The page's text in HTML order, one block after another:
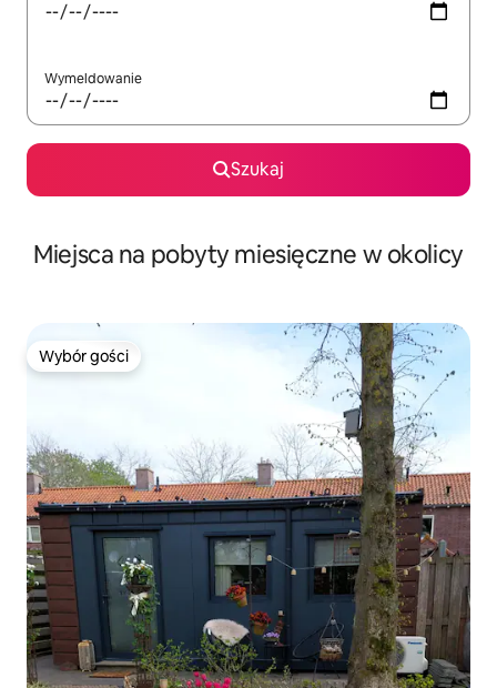
Wymeldowanie
Szukaj
Miejsca na pobyty miesięczne w okolicy
Wybór gości
Wybór gości